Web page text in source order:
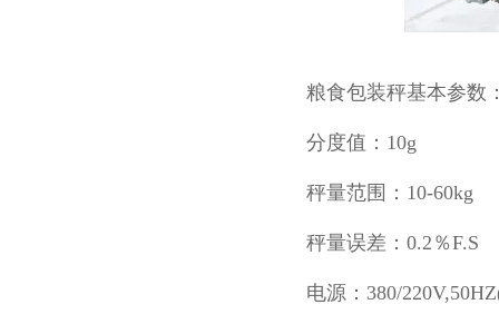
粮食包装秤基本参数
分度值：10g
秤量范围：10-60kg
秤量误差：0.2％F.S
电源：380/